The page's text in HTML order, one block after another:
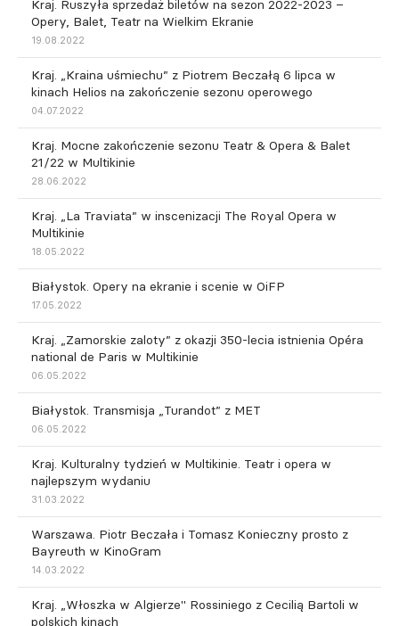
Kraj. Ruszyła sprzedaż biletów na sezon 2022-2023 –
Opery, Balet, Teatr na Wielkim Ekranie
19.08.2022
Kraj. „Kraina uśmiechu” z Piotrem Beczałą 6 lipca w
kinach Helios na zakończenie sezonu operowego
04.07.2022
Kraj. Mocne zakończenie sezonu Teatr & Opera & Balet
21/22 w Multikinie
28.06.2022
Kraj. „La Traviata” w inscenizacji The Royal Opera w
Multikinie
18.05.2022
Białystok. Opery na ekranie i scenie w OiFP
17.05.2022
Kraj. „Zamorskie zaloty” z okazji 350-lecia istnienia Opéra
national de Paris w Multikinie
06.05.2022
Białystok. Transmisja „Turandot” z MET
06.05.2022
Kraj. Kulturalny tydzień w Multikinie. Teatr i opera w
najlepszym wydaniu
31.03.2022
Warszawa. Piotr Beczała i Tomasz Konieczny prosto z
Bayreuth w KinoGram
14.03.2022
Kraj. „Włoszka w Algierze" Rossiniego z Cecilią Bartoli w
polskich kinach